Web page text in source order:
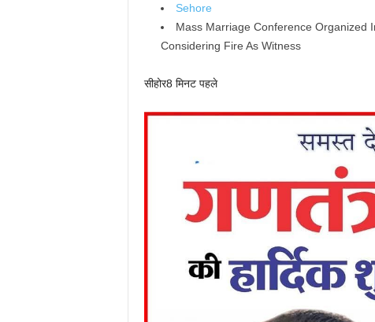
Sehore
Mass Marriage Conference Organized
Considering Fire As Witness
सीहोर8 मिनट पहले